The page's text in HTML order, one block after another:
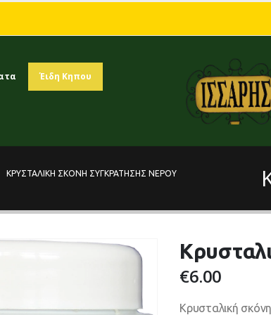
Έιδη Κηπου
ΚΡΥΣΤΑΛΙΚΉ ΣΚΌΝΗ ΣΥΓΚΡΆΤΗΣΗΣ ΝΕΡΟΎ
€6.00
Κρυσταλική